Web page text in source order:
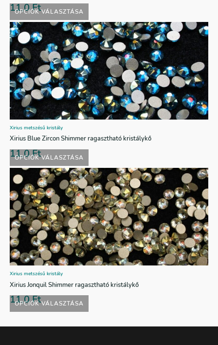
OPCIÓK VÁLASZTÁSA
11,0Ft
OPCIÓK VÁLASZTÁSA
Xirius metszésű kristály
Xirius Blue Zircon Shimmer ragasztható kristálykő
11,0Ft
OPCIÓK VÁLASZTÁSA
Xirius metszésű kristály
Xirius Jonquil Shimmer ragasztható kristálykő
11,0Ft